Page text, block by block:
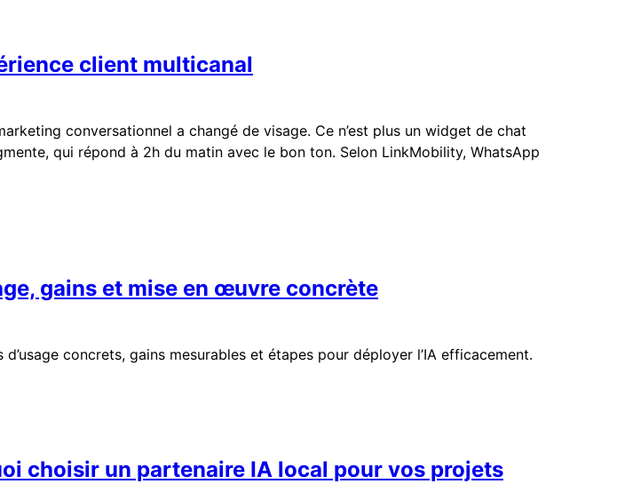
client multicanal
conversationnel a changé de visage. Ce n’est plus un widget de chat
qui répond à 2h du matin avec le bon ton. Selon LinkMobility, WhatsApp
gains et mise en œuvre concrète
concrets, gains mesurables et étapes pour déployer l’IA efficacement.
choisir un partenaire IA local pour vos projets